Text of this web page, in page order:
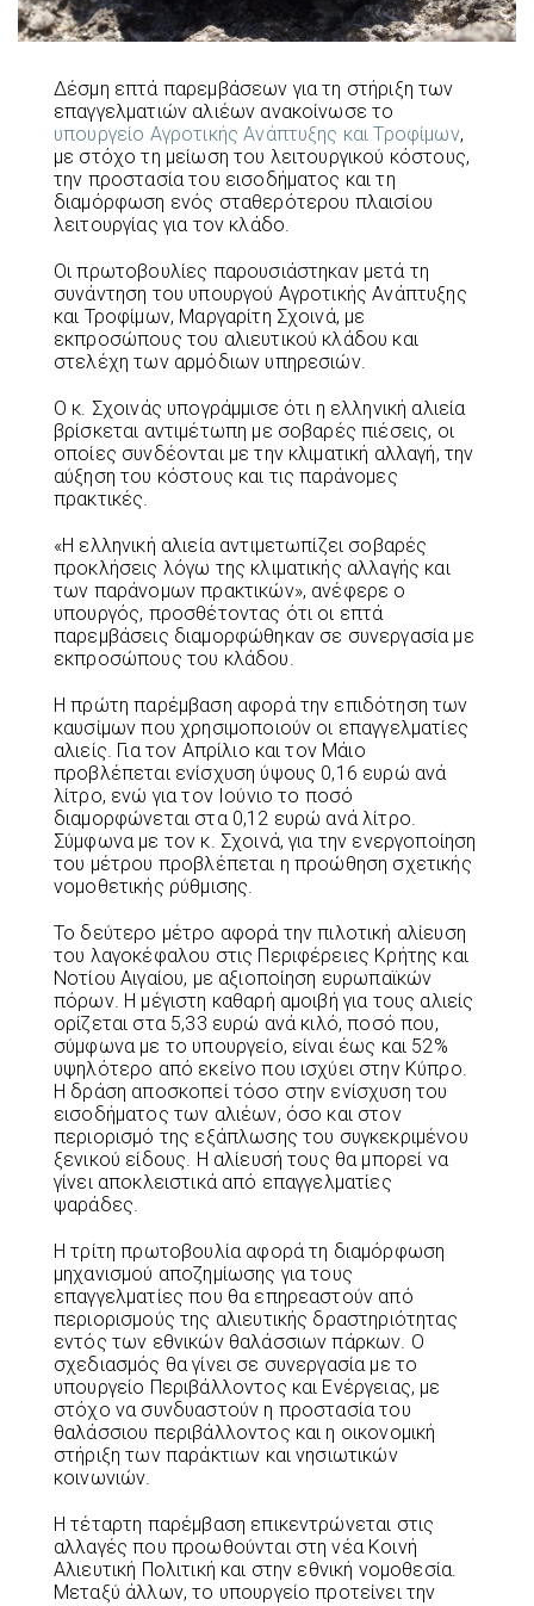
Δέσμη επτά παρεμβάσεων για τη στήριξη των
επαγγελματιών αλιέων ανακοίνωσε το
υπουργείο Αγροτικής Ανάπτυξης και Τροφίμων,
με στόχο τη μείωση του λειτουργικού κόστους,
την προστασία του εισοδήματος και τη
διαμόρφωση ενός σταθερότερου πλαισίου
λειτουργίας για τον κλάδο.
Οι πρωτοβουλίες παρουσιάστηκαν μετά τη
συνάντηση του υπουργού Αγροτικής Ανάπτυξης
και Τροφίμων, Μαργαρίτη Σχοινά, με
εκπροσώπους του αλιευτικού κλάδου και
στελέχη των αρμόδιων υπηρεσιών.
Ο κ. Σχοινάς υπογράμμισε ότι η ελληνική αλιεία
βρίσκεται αντιμέτωπη με σοβαρές πιέσεις, οι
οποίες συνδέονται με την κλιματική αλλαγή, την
αύξηση του κόστους και τις παράνομες
πρακτικές.
«Η ελληνική αλιεία αντιμετωπίζει σοβαρές
προκλήσεις λόγω της κλιματικής αλλαγής και
των παράνομων πρακτικών», ανέφερε ο
υπουργός, προσθέτοντας ότι οι επτά
παρεμβάσεις διαμορφώθηκαν σε συνεργασία με
εκπροσώπους του κλάδου.
Η πρώτη παρέμβαση αφορά την επιδότηση των
καυσίμων που χρησιμοποιούν οι επαγγελματίες
αλιείς. Για τον Απρίλιο και τον Μάιο
προβλέπεται ενίσχυση ύψους 0,16 ευρώ ανά
λίτρο, ενώ για τον Ιούνιο το ποσό
διαμορφώνεται στα 0,12 ευρώ ανά λίτρο.
Σύμφωνα με τον κ. Σχοινά, για την ενεργοποίηση
του μέτρου προβλέπεται η προώθηση σχετικής
νομοθετικής ρύθμισης.
Το δεύτερο μέτρο αφορά την πιλοτική αλίευση
του λαγοκέφαλου στις Περιφέρειες Κρήτης και
Νοτίου Αιγαίου, με αξιοποίηση ευρωπαϊκών
πόρων. Η μέγιστη καθαρή αμοιβή για τους αλιείς
ορίζεται στα 5,33 ευρώ ανά κιλό, ποσό που,
σύμφωνα με το υπουργείο, είναι έως και 52%
υψηλότερο από εκείνο που ισχύει στην Κύπρο.
Η δράση αποσκοπεί τόσο στην ενίσχυση του
εισοδήματος των αλιέων, όσο και στον
περιορισμό της εξάπλωσης του συγκεκριμένου
ξενικού είδους. Η αλίευσή τους θα μπορεί να
γίνει αποκλειστικά από επαγγελματίες
ψαράδες.
Η τρίτη πρωτοβουλία αφορά τη διαμόρφωση
μηχανισμού αποζημίωσης για τους
επαγγελματίες που θα επηρεαστούν από
περιορισμούς της αλιευτικής δραστηριότητας
εντός των εθνικών θαλάσσιων πάρκων. Ο
σχεδιασμός θα γίνει σε συνεργασία με το
υπουργείο Περιβάλλοντος και Ενέργειας, με
στόχο να συνδυαστούν η προστασία του
θαλάσσιου περιβάλλοντος και η οικονομική
στήριξη των παράκτιων και νησιωτικών
κοινωνιών.
Η τέταρτη παρέμβαση επικεντρώνεται στις
αλλαγές που προωθούνται στη νέα Κοινή
Αλιευτική Πολιτική και στην εθνική νομοθεσία.
Μεταξύ άλλων, το υπουργείο προτείνει την